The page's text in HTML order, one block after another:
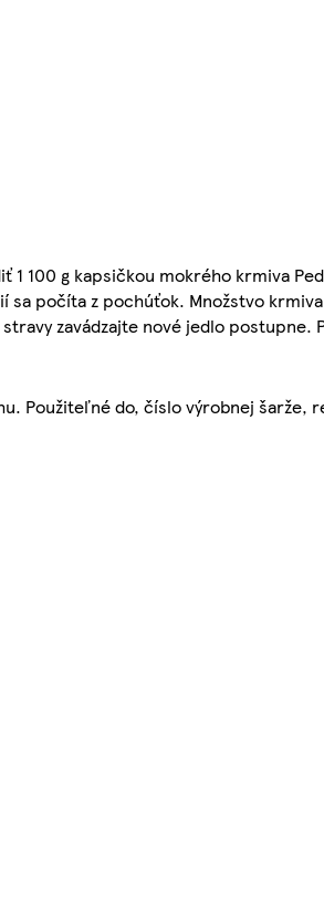
1 100 g kapsičkou mokrého krmiva
sa počíta z pochúťok. Množstvo
zavádzajte nové jedlo
Použiteľné do, číslo výrobnej šarže,